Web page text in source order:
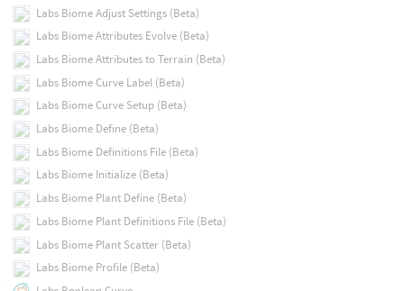
Labs Biome Adjust Settings (Beta)
Labs Biome Attributes Evolve (Beta)
Labs Biome Attributes to Terrain (Beta)
Labs Biome Curve Label (Beta)
Labs Biome Curve Setup (Beta)
Labs Biome Define (Beta)
Labs Biome Definitions File (Beta)
Labs Biome Initialize (Beta)
Labs Biome Plant Define (Beta)
Labs Biome Plant Definitions File (Beta)
Labs Biome Plant Scatter (Beta)
Labs Biome Profile (Beta)